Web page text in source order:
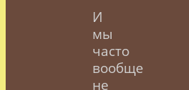
И
мы
часто
вообще
не